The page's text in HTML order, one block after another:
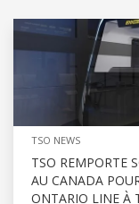
TSO NEWS
TSO REMPORTE
AU CANADA
ONTARIO LINE À